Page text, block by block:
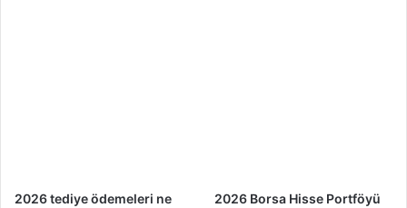
2026 tediye ödemeleri ne
2026 Borsa Hisse Portföyü